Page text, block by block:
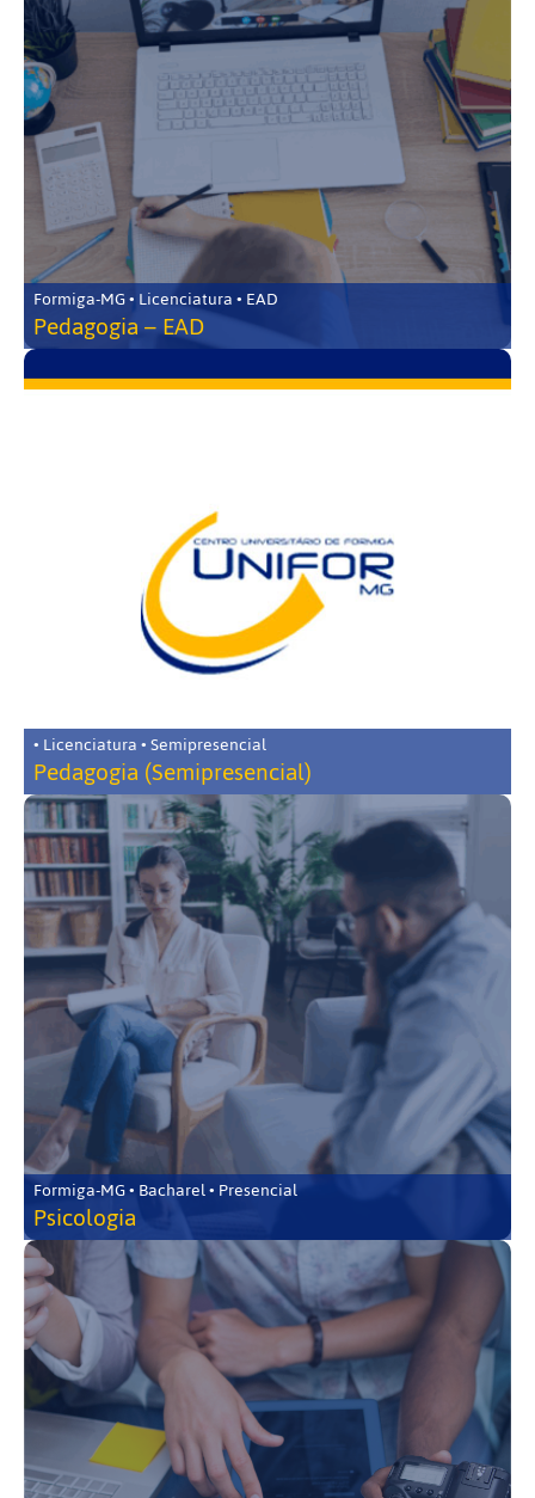
Formiga-MG • Licenciatura • EAD
Pedagogia – EAD
• Licenciatura • Semipresencial
Pedagogia (Semipresencial)
Formiga-MG • Bacharel • Presencial
Psicologia